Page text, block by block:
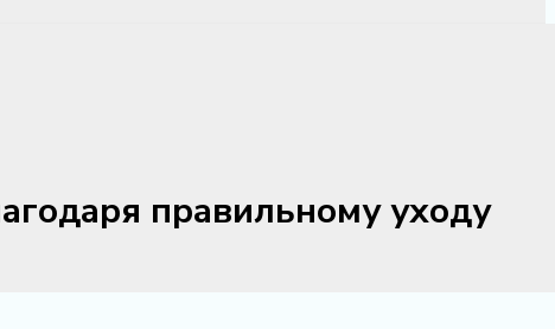
правильному уходу